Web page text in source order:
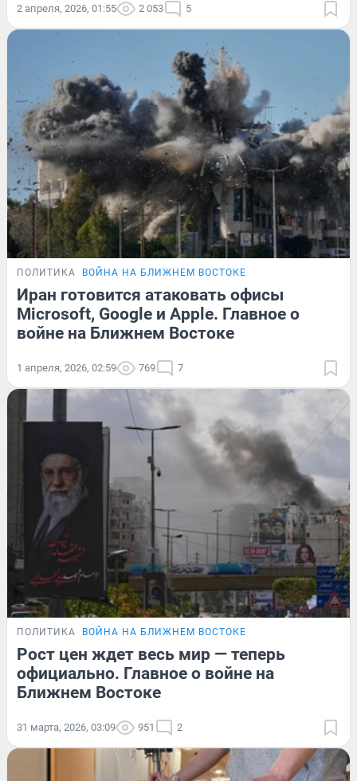
2 апреля, 2026, 01:55 2 053 5
ПОЛИТИКА ВОЙНА НА БЛИЖНЕМ ВОСТОКЕ
Иран готовится атаковать офисы
Microsoft, Google и Apple. Главное о
войне на Ближнем Востоке
1 апреля, 2026, 02:59 769 7
ПОЛИТИКА ВОЙНА НА БЛИЖНЕМ ВОСТОКЕ
Рост цен ждет весь мир — теперь
официально. Главное о войне на
Ближнем Востоке
31 марта, 2026, 03:09 951 2